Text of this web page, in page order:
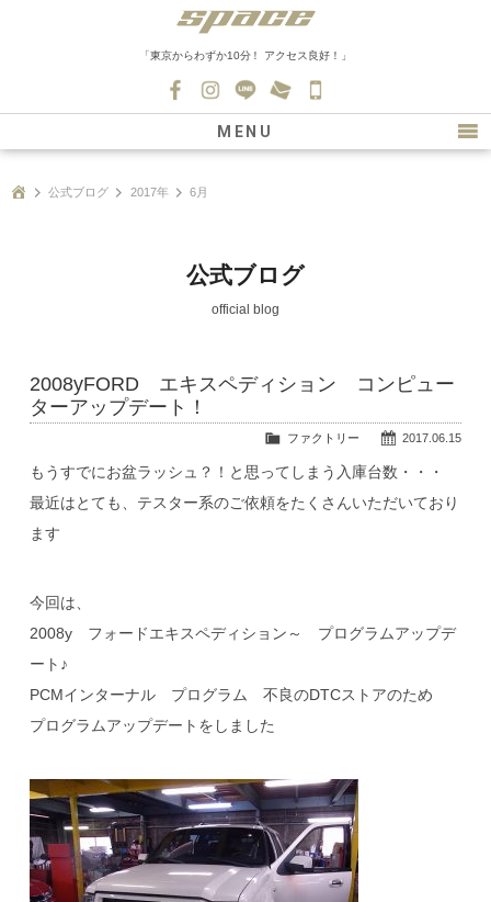
「東京からわずか10分！ アクセス良好！」
0139
MENU
新車情報
在庫車情報
ファクトリー
会社紹介
スタッフ募集
公式ブログ 2017年 6月
公式ブログ
official blog
2008yFORD エキスペディション コンピュー
ターアップデート！
2017.06.15
ファクトリー
もうすでにお盆ラッシュ？！と思ってしまう入庫台数・・・
最近はとても、テスター系のご依頼をたくさんいただいており
ます
今回は、
2008y フォードエキスペディション～ プログラムアップデ
ート♪
PCMインターナル プログラム 不良のDTCストアのため
プログラムアップデートをしました